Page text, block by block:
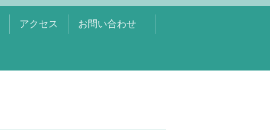
アクセス お問い合わせ